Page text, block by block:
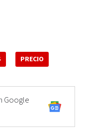
PRECIO
Google